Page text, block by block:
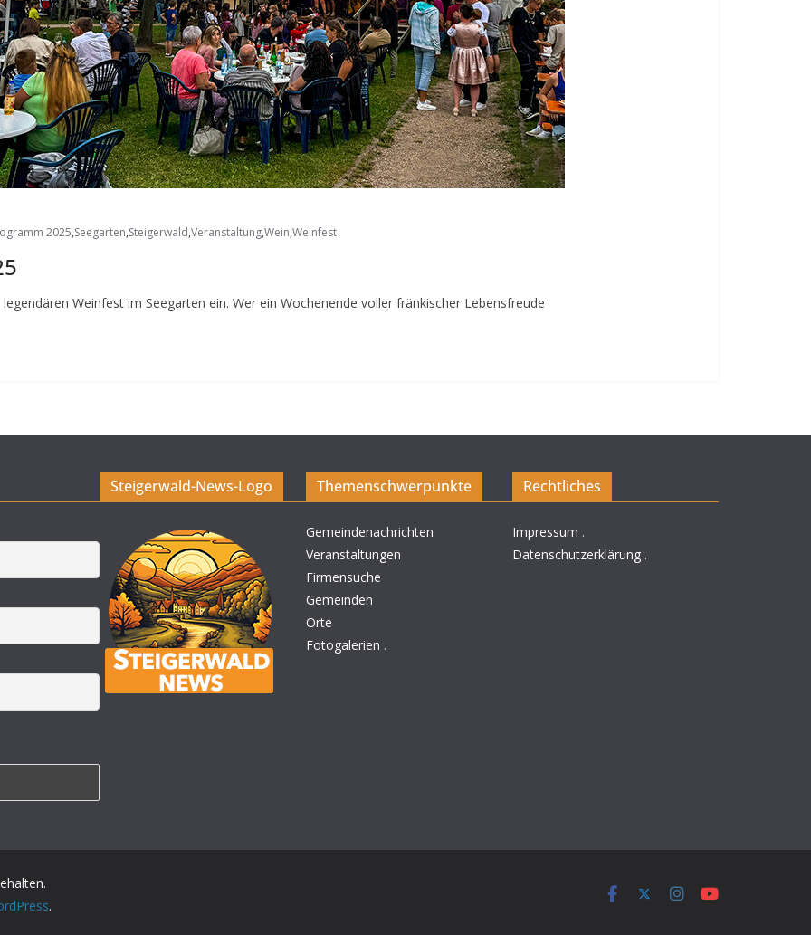
2025,Seegarten,Steigerwald,Veranstaltung,Wein,Weinfest
Weinfest im Seegarten ein. Wer ein Wochenende voller fränkischer Lebensfreude
Steigerwald-News-Logo Themenschwerpunkte
Gemeindenachrichten
Veranstaltungen
Firmensuche
Gemeinden
Orte
Fotogalerien .
Rechtliches
Impressum .
Datenschutzerklärung .
.